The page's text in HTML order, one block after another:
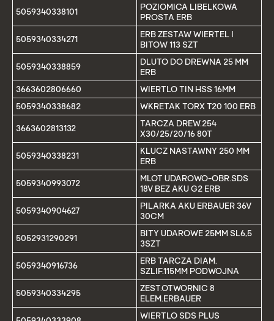
5059340338101
POZIOMICA LIBELKOWA
PROSTA ERB
5059340334271
ERB ZESTAW WIERTEL I
BITOW 113 SZT
5059340338859
DLUTO DO DREWNA 25 MM
ERB
3663602806660
WIERTLO TIN HSS 16MM
5059340338682
WKRETAK TORX T20 100 ERB
3663602813132
TARCZA DREW.254
X30/25/20/16 80T
5059340338231
KLUCZ NASTAWNY 250 MM
ERB
5059340993072
MLOT UDAROWO-OBR.SDS
18V BEZ AKU G2 ERB
5059340904627
PILARKA AKU ERBAUER 36V
30CM
5052931290291
BITY UDAROWE 25MM SL6,5
3SZT
5059340916736
ERB TARCZA DIAM.
SZLIF.115MM PODWOJNA
5059340334295
ZEST.OTWORNIC 8
ELEM.ERBAUER
WIERTLO SDS PLUS